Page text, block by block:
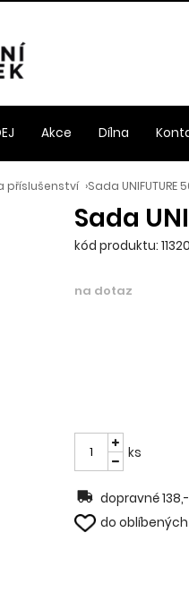
příslušenství ›Sada UNIFUTURE
Sada
kód produktu:
na dotaz
ks
dopravné
do oblíbených
Akce Dílna